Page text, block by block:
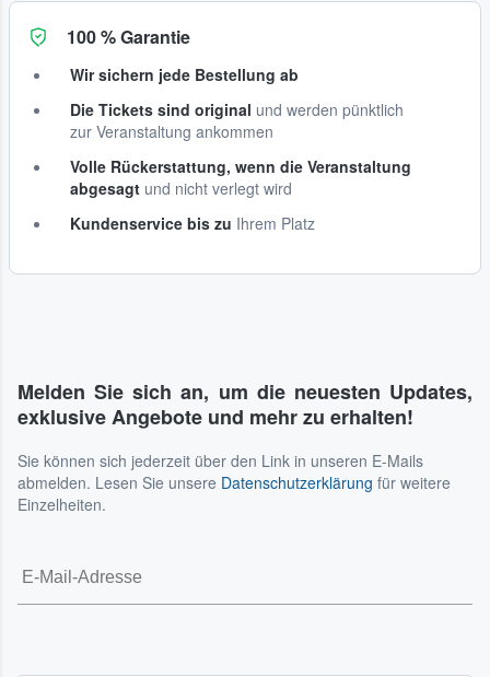
100 % Garantie
Wir sichern jede Bestellung ab
Die Tickets sind original und werden pünktlich
zur Veranstaltung ankommen
Volle Rückerstattung, wenn die Veranstaltung
abgesagt und nicht verlegt wird
Kundenservice bis zu Ihrem Platz
Melden Sie sich an, um die neuesten Updates,
exklusive Angebote und mehr zu erhalten!
Sie können sich jederzeit über den Link in unseren E-Mails
abmelden. Lesen Sie unsere Datenschutzerklärung für weitere
Einzelheiten.